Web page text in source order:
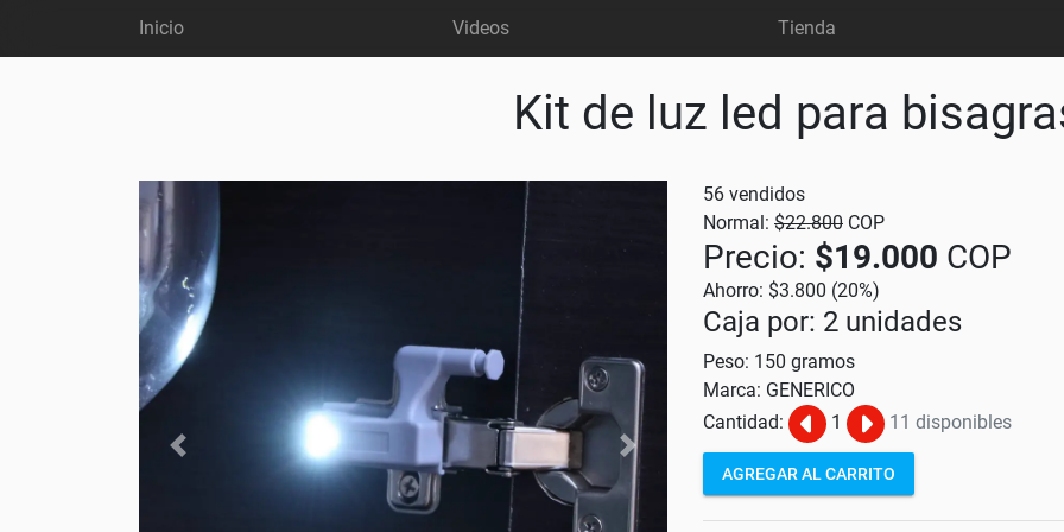
Inicio Videos Tienda
Kit de luz led para
Ant Sig
56 vendidos
Normal: $22.800 COP
Precio: $19.000 COP
Ahorro: $3.800 (20%)
Caja por: 2 unidades
Peso: 150 gramos
Marca: GENERICO
Cantidad:
1 11 disponibles
AGREGAR AL CARRITO